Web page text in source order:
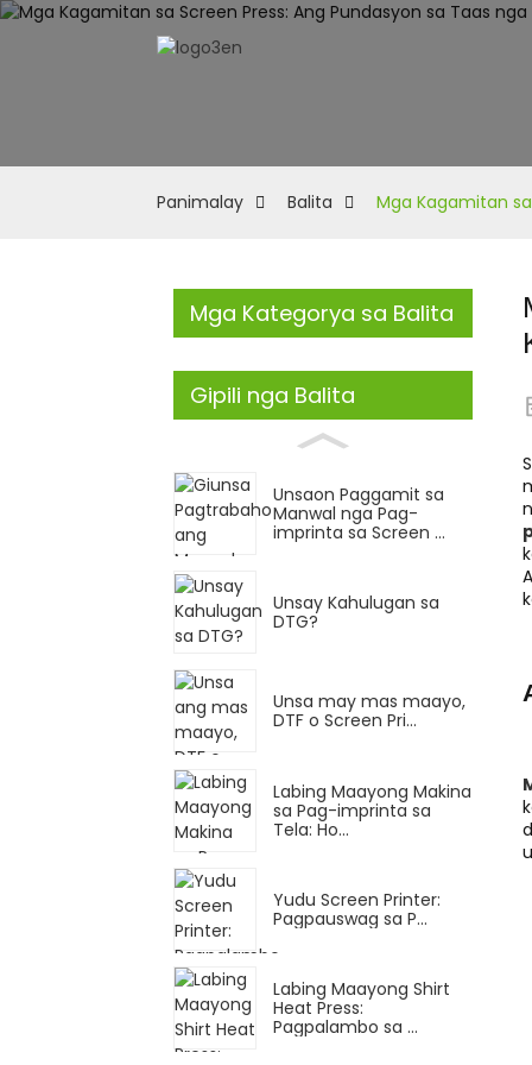
Panimalay Balita Mga Kagamitan
Mga Kategorya sa Balita
Gipili nga Balita
Unsaon Paggamit sa
Manwal nga Pag-
imprinta sa Screen ...
Unsay Kahulugan sa
DTG?
Unsa may mas maayo,
DTF o Screen Pri...
Labing Maayong Makina
sa Pag-imprinta sa
Tela: Ho...
Yudu Screen Printer:
Pagpauswag sa P...
Labing Maayong Shirt
Heat Press:
Pagpalambo sa ...